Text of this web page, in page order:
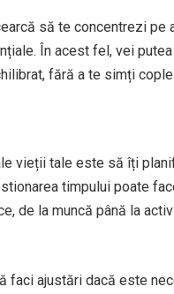
să te concentrezi pe
În acest fel, vei
fără a te simți
vieții tale este să îți
timpului poate
de la muncă până la
ajustări dacă este